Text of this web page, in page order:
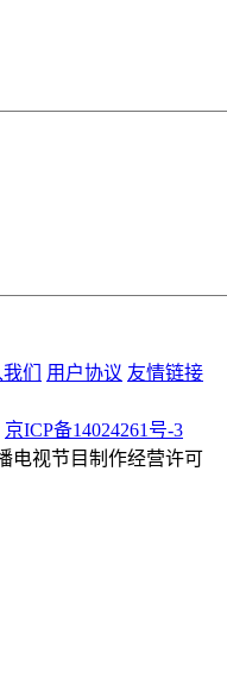
们 用户协议 友情链接
京ICP备14024261号-3
电视节目制作经营许可